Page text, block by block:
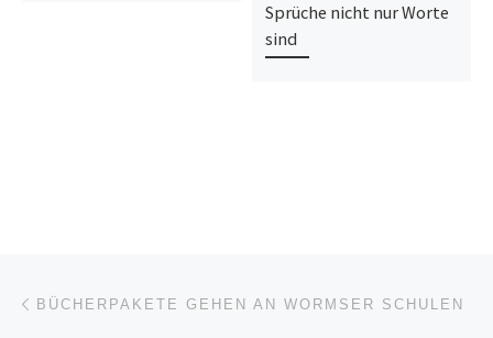
Sprüche nicht nur Worte
sind
Beitragsnavigation
BÜCHERPAKETE GEHEN AN WORMSER SCHULEN